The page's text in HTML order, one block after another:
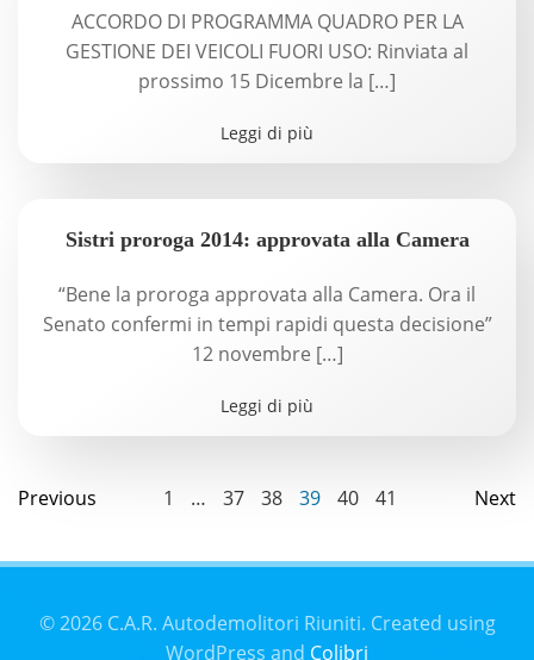
ACCORDO DI PROGRAMMA QUADRO PER LA
GESTIONE DEI VEICOLI FUORI USO: Rinviata al
prossimo 15 Dicembre la […]
Leggi di più
Sistri proroga 2014: approvata alla Camera
“Bene la proroga approvata alla Camera. Ora il
Senato confermi in tempi rapidi questa decisione”
12 novembre […]
Leggi di più
Posts
navigation
Previous
Posts
navigation
Page
1 … Page
37 Page
38 Page
39 Page
40 Page
41 Next
© 2026 C.A.R. Autodemolitori Riuniti. Created using
WordPress and Colibri